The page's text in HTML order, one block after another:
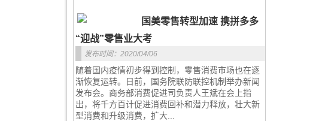
国美零售转型加速 携拼多多
“迎战”零售业大考
发布时间：2020/04/06
随着国内疫情初步得到控制，零售消费市场也在逐
渐恢复运转。日前，国务院联防联控机制举办新闻
发布会。商务部消费促进司负责人王斌在会上指
出，将千方百计促进消费回补和潜力释放，壮大新
型消费和升级消费，扩大...